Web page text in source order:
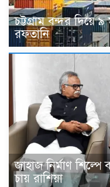
চট্টগ্রাম বন্দর দিয়ে
রফতানি
জাহাজ নির্মাণ
চায় রাশিয়া